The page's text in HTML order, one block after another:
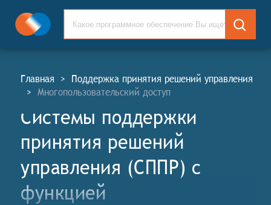
Главная > Поддержка принятия решений управления
> Многопользовательский доступ
Системы поддержки
принятия решений
управления (СППР) c
функцией